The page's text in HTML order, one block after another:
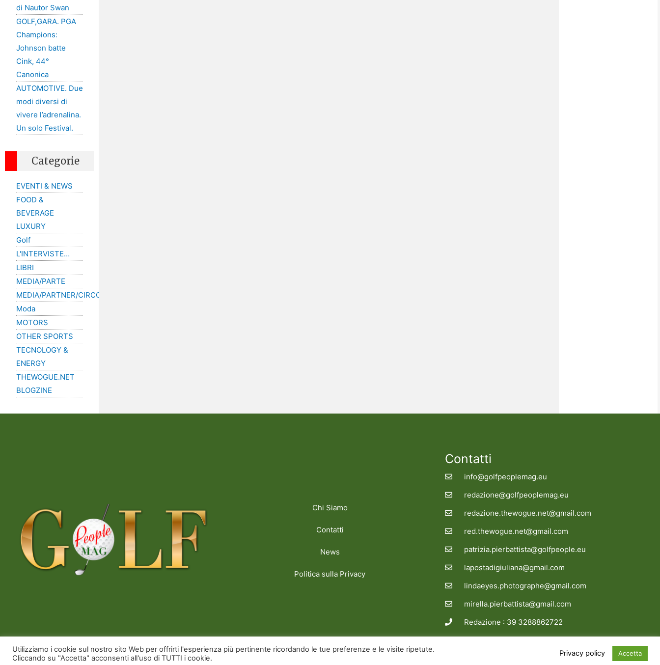
di Nautor Swan
GOLF,GARA. PGA
Champions:
Johnson batte
Cink, 44°
Canonica
AUTOMOTIVE. Due
modi diversi di
vivere l’adrenalina.
Un solo Festival.
Categorie
EVENTI & NEWS
FOOD &
BEVERAGE
LUXURY
Golf
L'INTERVISTE…
LIBRI
MEDIA/PARTE
MEDIA/PARTNER/CIRCOLI/GOLF
Moda
MOTORS
OTHER SPORTS
TECNOLOGY &
ENERGY
THEWOGUE.NET
BLOGZINE
Chi Siamo
Contatti
News
Politica sulla Privacy
Contatti
info@golfpeoplemag.eu
redazione@golfpeoplemag.eu
redazione.thewogue.net@gmail.com
red.thewogue.net@gmail.com
patrizia.pierbattista@golfpeople.eu
lapostadigiuliana@gmail.com
lindaeyes.photographe@gmail.com
mirella.pierbattista@gmail.com
Redazione : 39 3288862722
Copyright © 2026 Golfpeoplemag | Powered by Golfpeoplemag
Utilizziamo i cookie sul nostro sito Web per offrirti l'esperienza più pertinente ricordando le tue preferenze e le visite ripetute.
Cliccando su "Accetta" acconsenti all'uso di TUTTI i cookie.
Privacy policy Accetta